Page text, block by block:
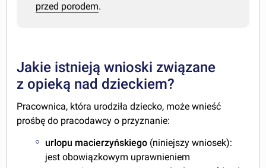
przed porodem.
Jakie istnieją wnioski związane
z opieką nad dzieckiem?
Pracownica, która urodziła dziecko, może wnieść
prośbę do pracodawcy o przyznanie:
urlopu macierzyńskiego (niniejszy wniosek):
jest obowiązkowym uprawnieniem